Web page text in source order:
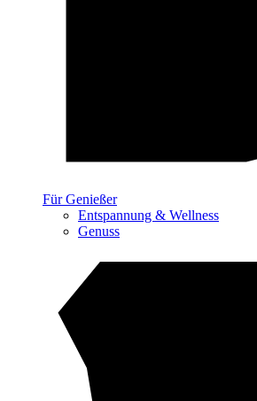
Für Genießer
Entspannung & Wellness
Genuss